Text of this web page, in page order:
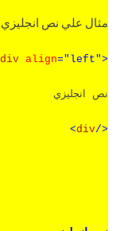
مثال علي نص انجليزي
div align="left">
نص انجليزي
</
div
>